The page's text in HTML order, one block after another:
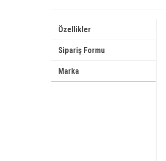
Özellikler
Sipariş Formu
Marka